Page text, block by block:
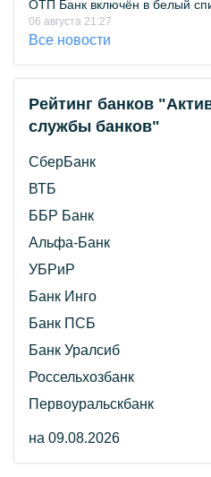
ОТП Банк включён в белый
06 августа 21:27
Все новости
Рейтинг банков
службы банков"
СберБанк
ВТБ
ББР Банк
Альфа-Банк
УБРиР
Банк Инго
Банк ПСБ
Банк Уралсиб
Россельхозбанк
Первоуральскбанк
на 09.08.2026